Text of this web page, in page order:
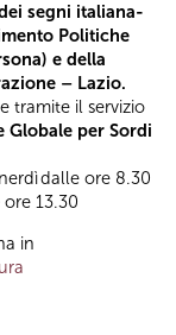
segni italiana-
Politiche
e della
– Lazio.
tramite il servizio
Globale per Sordi
dalle ore 8.30
13.30
in